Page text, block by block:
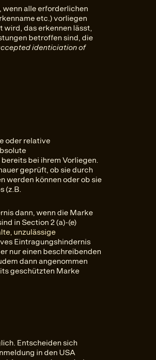
wenn alle erforderlichen
etc.) vorliegen
wird, das erkennen lässt,
betroffen sind, die
identiciation of
oder relative
bei ihrem Vorliegen.
geprüft, ob sie durch
werden können oder ob sie
(z.B.
dann, wenn die Marke
in Section 2 (a)-(e)
unzulässige
Eintragungshindernis
nur einen beschreibenden
dann angenommen
geschützten Marke
Entscheiden sich
in den USA